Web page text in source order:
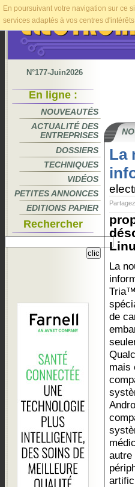
En poursuivant votre navigation sur ce
services adaptés à vos centres d'intérêts.
N°177-Juin2026
En ligne :
NOUVEAUTÉS
ACTUALITÉ DES
ENTREPRISES
DOSSIERS
TECHNIQUES
VIDÉOS
PETITES ANNONCES
EDITIONS PAPIER
Rechercher
La
La
de
mais
autre